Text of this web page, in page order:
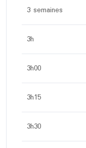
3 semaines
3h
3h00
3h15
3h30